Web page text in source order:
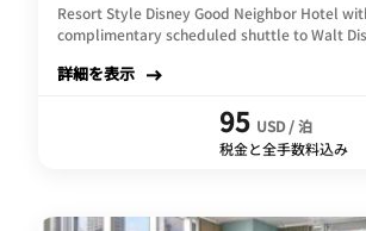
Resort Style Disney Good Neighbor Hotel
complimentary scheduled shuttle to Walt
詳細を表示
95 USD / 泊
税金と全手数料込み